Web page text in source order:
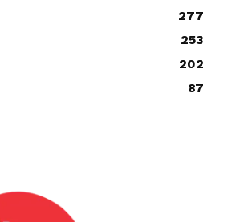
277
253
202
87